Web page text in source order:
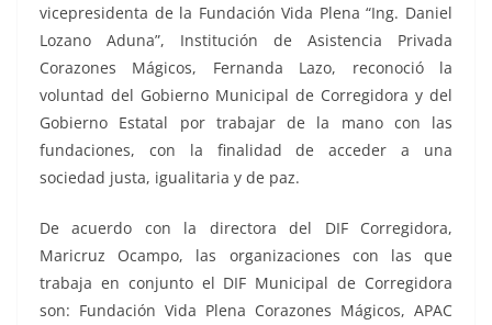
vicepresidenta de la Fundación Vida Plena “Ing. Daniel
Lozano Aduna”, Institución de Asistencia Privada
Corazones Mágicos, Fernanda Lazo, reconoció la
voluntad del Gobierno Municipal de Corregidora y del
Gobierno Estatal por trabajar de la mano con las
fundaciones, con la finalidad de acceder a una
sociedad justa, igualitaria y de paz.
De acuerdo con la directora del DIF Corregidora,
Maricruz Ocampo, las organizaciones con las que
trabaja en conjunto el DIF Municipal de Corregidora
son: Fundación Vida Plena Corazones Mágicos, APAC